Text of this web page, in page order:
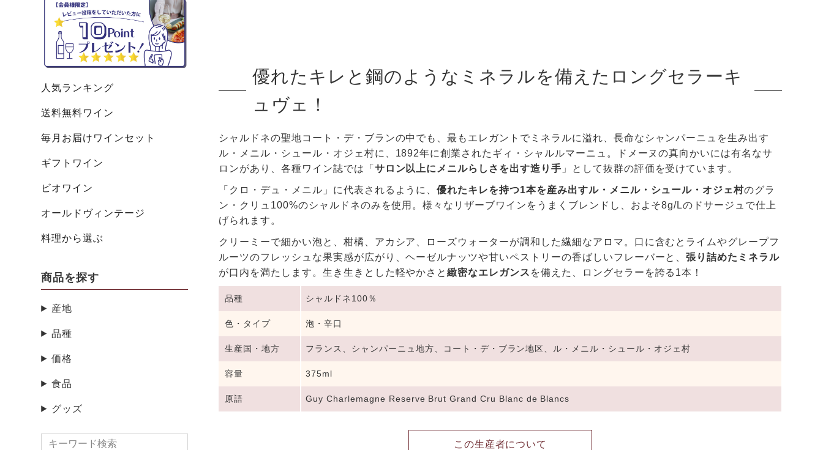
人気ランキング
送料無料ワイン
毎月お届けワインセット
ギフトワイン
ビオワイン
オールドヴィンテージ
料理から選ぶ
商品を探す
産地
品種
価格
食品
グッズ
優れたキレと鋼のようなミネラルを備えたロングセラーキ
ュヴェ！
シャルドネの聖地コート・デ・ブランの中でも、最もエレガントでミネラルに溢れ、長命なシャンパーニュを生み出す
ル・メニル・シュール・オジェ村に、1892年に創業されたギィ・シャルルマーニュ。ドメーヌの真向かいには有名なサ
ロンがあり、各種ワイン誌では「 サロン以上にメニルらしさを出す造り手 」として抜群の評価を受けています。
「クロ・デュ・メニル」に代表されるように、優れたキレを持つ1本を産み出すル・メニル・シュール・オジェ村のグラ
ン・クリュ100%のシャルドネのみを使用。様々なリザーブワインをうまくブレンドし、およそ8g/Lのドサージュで仕上
げられます。
クリーミーで細かい泡と、柑橘、アカシア、ローズウォーターが調和した繊細なアロマ。口に含むとライムやグレープフ
ルーツのフレッシュな果実感が広がり、ヘーゼルナッツや甘いペストリーの香ばしいフレーバーと、張り詰めたミネラル
が口内を満たします。生き生きとした軽やかさと緻密なエレガンス を備えた、ロングセラーを誇る1本！
品種 シャルドネ100％
色・タイプ 泡・辛口
生産国・地方 フランス、シャンパーニュ地方、コート・デ・ブラン地区、ル・メニル・シュール・オジェ村
容量 375ml
原語 Guy Charlemagne Reserve Brut Grand Cru Blanc de Blancs
この生産者について